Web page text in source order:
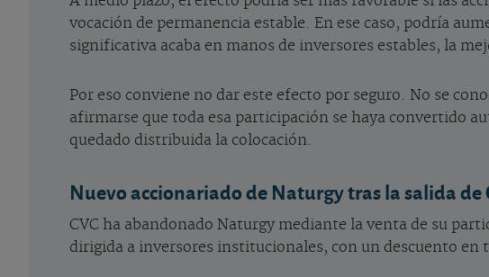
vocación de permanencia estable. En ese caso, podría
significativa acaba en manos de inversores estables, la
Por eso conviene no dar este efecto por seguro. No se
afirmarse que toda esa participación se haya convertido
quedado distribuida la colocación.
Nuevo accionariado de Naturgy tras la salida de
CVC ha abandonado Naturgy mediante la venta de su
dirigida a inversores institucionales, con un descuento en